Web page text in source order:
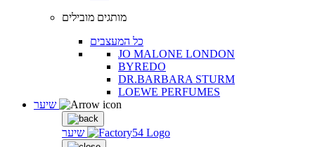
מותגים מובילים
כל המעצבים
JO MALONE LONDON
BYREDO
DR.BARBARA STURM
LOEWE PERFUMES
שיער